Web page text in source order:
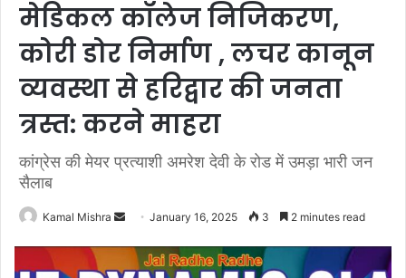
मेडिकल कॉलेज निजिकरण,
कोरी डोर निर्माण , लचर कानून
व्यवस्था से हरिद्वार की जनता
त्रस्त: करने माहरा
कांग्रेस की मेयर प्रत्याशी अमरेश देवी के रोड में उमड़ा भारी जन
सैलाब
Kamal Mishra
Send
email
January 16, 2025 3 2 minutes read